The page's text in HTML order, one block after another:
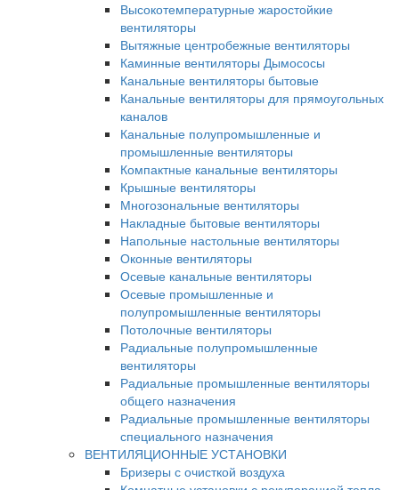
Высокотемпературные жаростойкие
вентиляторы
Вытяжные центробежные вентиляторы
Каминные вентиляторы Дымососы
Канальные вентиляторы бытовые
Канальные вентиляторы для прямоугольных
каналов
Канальные полупромышленные и
промышленные вентиляторы
Компактные канальные вентиляторы
Крышные вентиляторы
Многозональные вентиляторы
Накладные бытовые вентиляторы
Напольные настольные вентиляторы
Оконные вентиляторы
Осевые канальные вентиляторы
Осевые промышленные и
полупромышленные вентиляторы
Потолочные вентиляторы
Радиальные полупромышленные
вентиляторы
Радиальные промышленные вентиляторы
общего назначения
Радиальные промышленные вентиляторы
специального назначения
ВЕНТИЛЯЦИОННЫЕ УСТАНОВКИ
Бризеры с очисткой воздуха